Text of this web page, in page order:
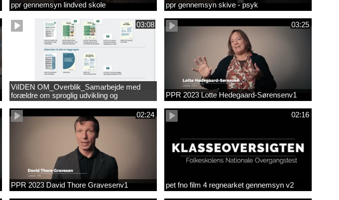
ppr gennemsyn lindved skole ppr gennemsyn skive - psyk
03:08
ViIDEN OM_Overblik_Samarbejde med
forældre om sproglig udvikling og
forebyggelse af læsevanskelighede
03:25
PPR 2023 Lotte Hedegaard-Sørensenv1
02:24
PPR 2023 David Thore Gravesenv1
02:16
pet fno film 4 regnearket gennemsyn v2